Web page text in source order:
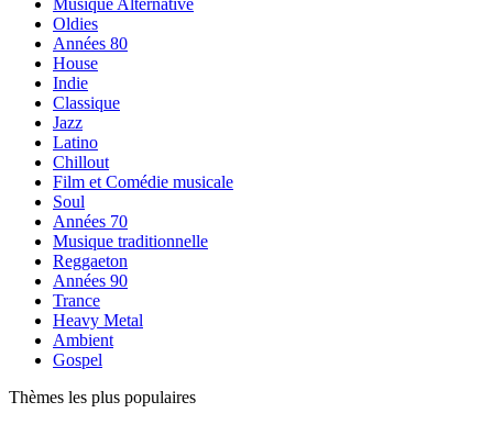
Musique Alternative
Oldies
Années 80
House
Indie
Classique
Jazz
Latino
Chillout
Film et Comédie musicale
Soul
Années 70
Musique traditionnelle
Reggaeton
Années 90
Trance
Heavy Metal
Ambient
Gospel
Thèmes les plus populaires